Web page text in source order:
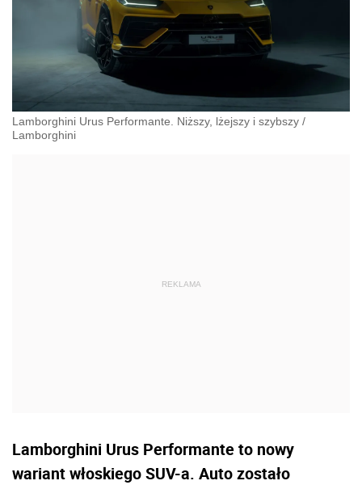
Lamborghini Urus Performante. Niższy, lżejszy i szybszy /
Lamborghini
Lamborghini Urus Performante to nowy
wariant włoskiego SUV-a. Auto zostało